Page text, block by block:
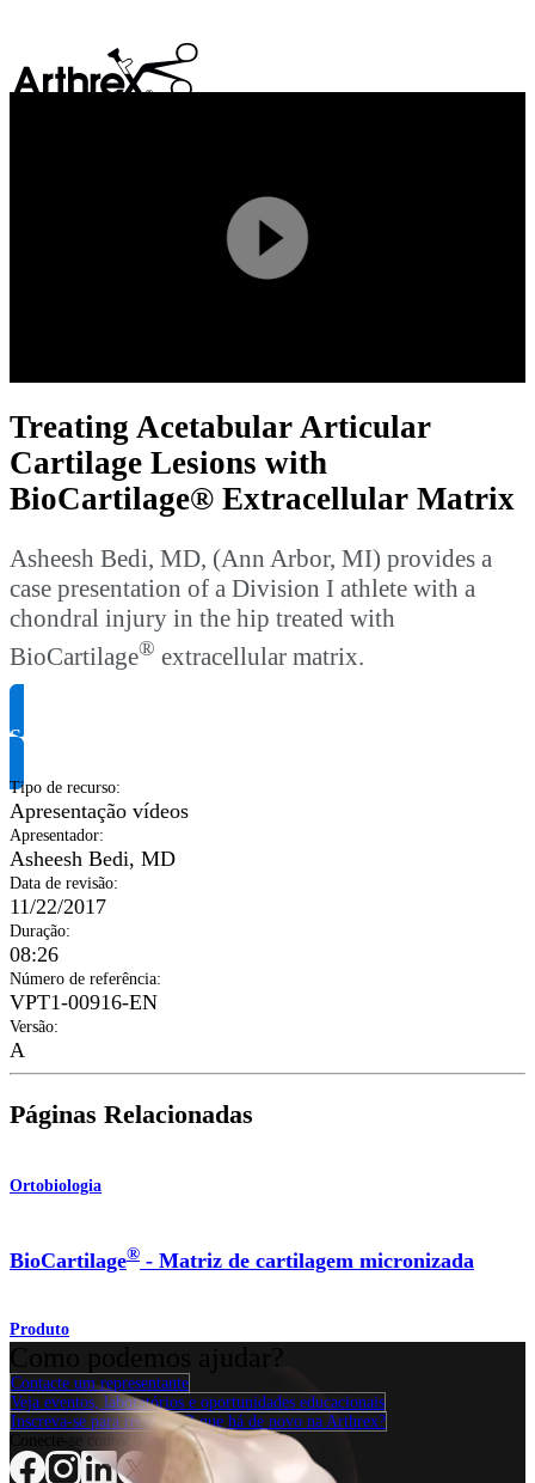
Play
Video
Treating Acetabular Articular
Cartilage Lesions with
BioCartilage® Extracellular Matrix
Asheesh Bedi, MD, (Ann Arbor, MI) provides a
case presentation of a Division I athlete with a
chondral injury in the hip treated with
BioCartilage® extracellular matrix.
Solicite informação do produto
Tipo de recurso:
Apresentação vídeos
Apresentador:
Asheesh Bedi, MD
Data de revisão:
11/22/2017
Duração:
08:26
Número de referência:
VPT1-00916-EN
Versão:
A
Páginas Relacionadas
Ortobiologia
BioCartilage® - Matriz de cartilagem micronizada
Produto
Contacte um representante
Veja eventos, laboratórios e oportunidades educacionais
Inscreva-se para receber: O que há de novo na Arthrex?
Conecte-se conosco